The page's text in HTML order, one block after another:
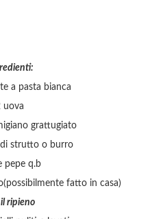
a pasta bianca
uova
grattugiato
strutto o burro
pepe q.b
fatto in casa)
ripieno